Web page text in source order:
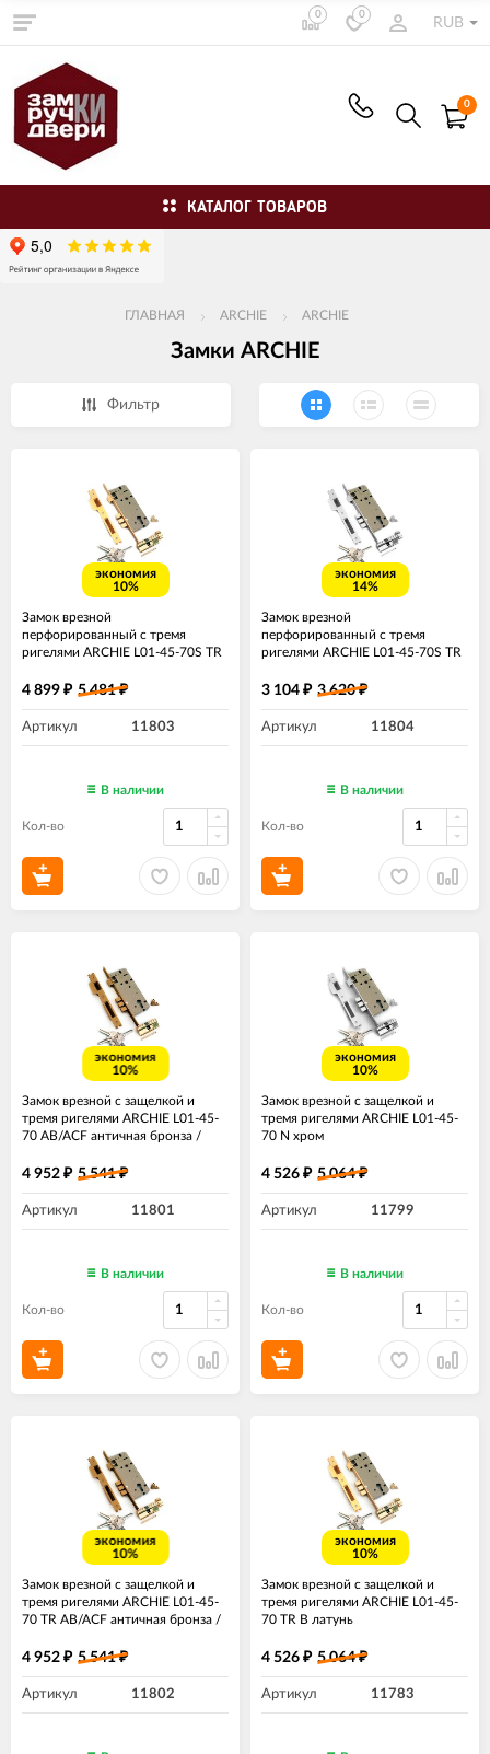
0 0
RUB
0
КАТАЛОГ ТОВАРОВ
ГЛАВНАЯ ARCHIE ARCHIE
Замки ARCHIE
Фильтр
экономия
10%
Замок врезной
перфорированный с тремя
ригелями ARCHIE L01-45-70S TR
4 899 ₽ 5 481₽
Артикул 11803
В наличии
Кол-во
экономия
14%
Замок врезной
перфорированный с тремя
ригелями ARCHIE L01-45-70S TR
3 104 ₽ 3 620₽
Артикул 11804
В наличии
Кол-во
экономия
10%
Замок врезной с защелкой и
тремя ригелями ARCHIE L01-45-
70 AB/ACF античная бронза /
4 952 ₽ 5 541₽
Артикул 11801
В наличии
Кол-во
экономия
10%
Замок врезной с защелкой и
тремя ригелями ARCHIE L01-45-
70 N хром
4 526 ₽ 5 064₽
Артикул 11799
В наличии
Кол-во
экономия
10%
Замок врезной с защелкой и
тремя ригелями ARCHIE L01-45-
70 TR AB/ACF античная бронза /
4 952 ₽ 5 541₽
Артикул 11802
экономия
10%
Замок врезной с защелкой и
тремя ригелями ARCHIE L01-45-
70 TR B латунь
4 526 ₽ 5 064₽
Артикул 11783